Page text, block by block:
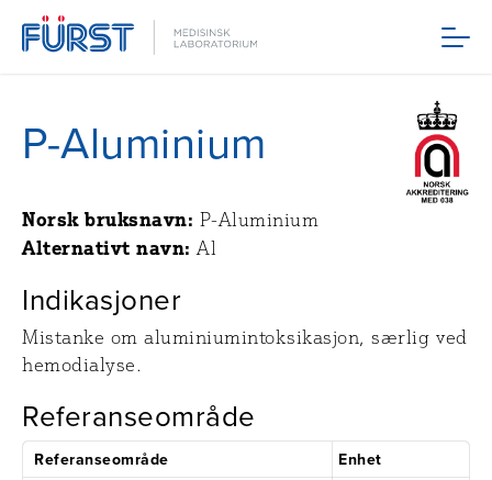
Meny
P-Aluminium
Norsk bruksnavn: P-Aluminium
Alternativt navn: Al
Indikasjoner
Mistanke om aluminiumintoksikasjon, særlig ved
hemodialyse.
Referanseområde
Referanseområde
Enhet